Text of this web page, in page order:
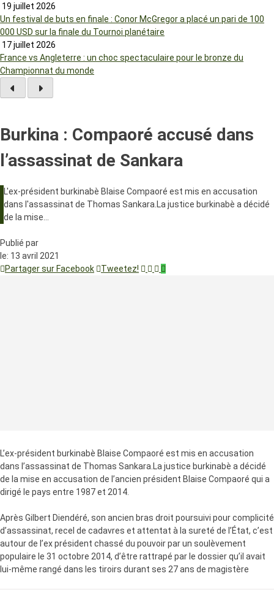
19 juillet 2026
Un festival de buts en finale : Conor McGregor a placé un pari de 100
000 USD sur la finale du Tournoi planétaire
17 juillet 2026
France vs Angleterre : un choc spectaculaire pour le bronze du
Championnat du monde
Burkina : Compaoré accusé dans
l’assassinat de Sankara
L'ex-président burkinabè Blaise Compaoré est mis en accusation
dans l'assassinat de Thomas Sankara.La justice burkinabè a décidé
de la mise…
Publié par
le: 13 avril 2021
Partager sur Facebook
Tweetez!
L’ex-président burkinabè Blaise Compaoré est mis en accusation
dans l’assassinat de Thomas Sankara.La justice burkinabè a décidé
de la mise en accusation de l’ancien président Blaise Compaoré qui a
dirigé le pays entre 1987 et 2014.
Après Gilbert Diendéré, son ancien bras droit poursuivi pour complicité
d’assassinat, recel de cadavres et attentat à la sureté de l’État, c’est
autour de l’ex président chassé du pouvoir par un soulèvement
populaire le 31 octobre 2014, d’être rattrapé par le dossier qu’il avait
lui-même rangé dans les tiroirs durant ses 27 ans de magistère